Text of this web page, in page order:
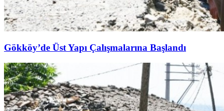
Gökköy’de Üst Yapı Çalışmalarına Başlandı